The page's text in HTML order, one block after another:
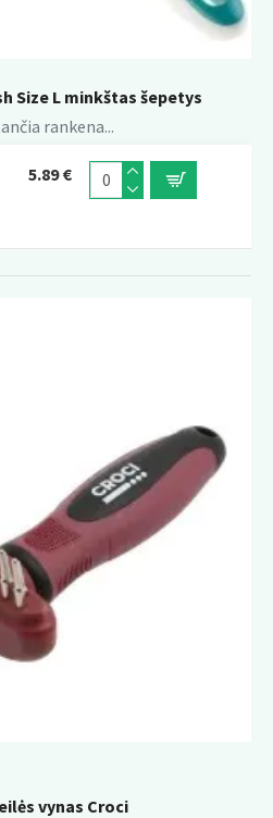
Size L minkštas šepetys
rankena...
5.89 €
vynas Croci